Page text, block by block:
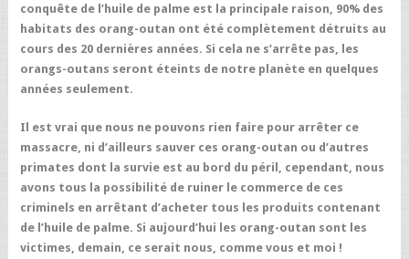
conquête de l’huile de palme est la principale raison, 90% des
habitats des orang-outan ont été complètement détruits au
cours des 20 dernières années. Si cela ne s’arrête pas, les
orangs-outans seront éteints de notre planète en quelques
années seulement.
Il est vrai que nous ne pouvons rien faire pour arrêter ce
massacre, ni d’ailleurs sauver ces orang-outan ou d’autres
primates dont la survie est au bord du péril, cependant, nous
avons tous la possibilité de ruiner le commerce de ces
criminels en arrêtant d’acheter tous les produits contenant
de l’huile de palme. Si aujourd’hui les orang-outan sont les
victimes, demain, ce serait nous, comme vous et moi !